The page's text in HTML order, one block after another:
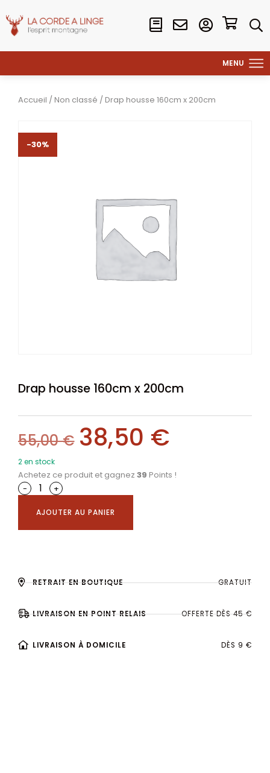
Accueil / Non classé / Drap housse 160cm x 200cm
-30%
-30%
Drap housse 160cm x 200cm
55,00€ 38,50 €
2 en stock
Achetez ce produit et gagnez 39 Points !
-
+
AJOUTER AU PANIER
RETRAIT EN BOUTIQUE GRATUIT
LIVRAISON EN POINT RELAIS OFFERTE DÈS 45 €
LIVRAISON À DOMICILE DÈS 9 €